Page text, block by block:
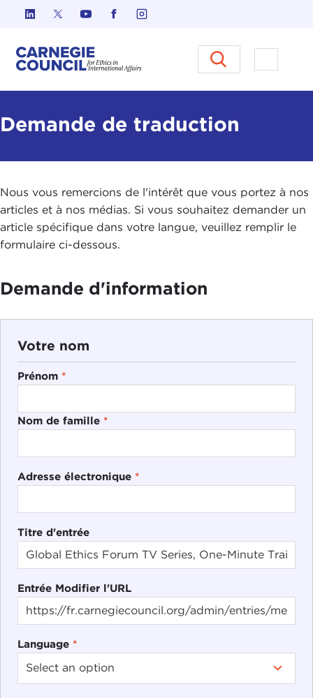
Skip to content
Carnegie Council sur
Ouvrir
Demande de traduction
Nous vous remercions de l'intérêt que vous portez à nos
articles et à nos médias. Si vous souhaitez demander un
article spécifique dans votre langue, veuillez remplir le
formulaire ci-dessous.
Demande d'information
Votre nom
Prénom *
Nom de famille *
Adresse électronique *
Titre d'entrée
Entrée Modifier l'URL
Language *